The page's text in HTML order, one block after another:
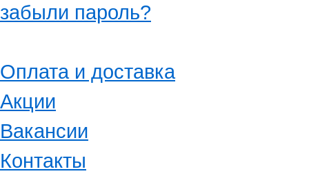
забыли пароль?
Оплата и доставка
Акции
Вакансии
Контакты